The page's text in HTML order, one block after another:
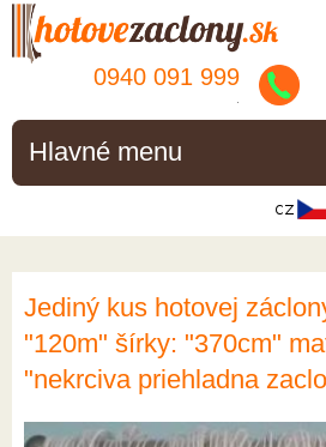
0940 091 999
Hlavné menu
Jediný kus hotovej
"120m" šírky: "370cm"
"nekrciva priehladna